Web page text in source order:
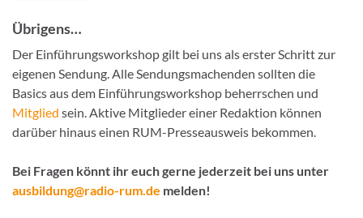
Übrigens…
Der Einführungsworkshop gilt bei uns als erster Schritt zur
eigenen Sendung. Alle Sendungsmachenden sollten die
Basics aus dem Einführungsworkshop beherrschen und
Mitglied sein. Aktive Mitglieder einer Redaktion können
darüber hinaus einen RUM-Presseausweis bekommen.
Bei Fragen könnt ihr euch gerne jederzeit bei uns unter
ausbildung@radio-rum.de melden!